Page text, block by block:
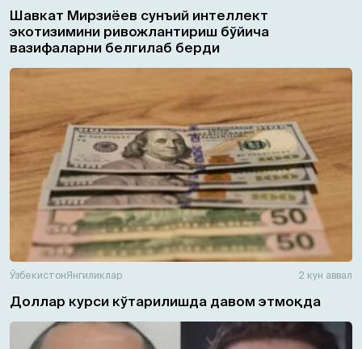
Шавкат Мирзиёев сунъий интеллект
экотизимини ривожлантириш бўйича
вазифаларни белгилаб берди
ЎзбекистонЯнгиликлар 2 кун аввал
Доллар курси кўтарилишда давом этмоқда